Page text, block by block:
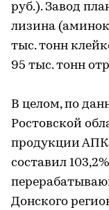
руб.). Завод
лизина
тыс. тонн
95 тыс. тонн
В целом, по
Ростовской
продукции АПК
составил
Донского